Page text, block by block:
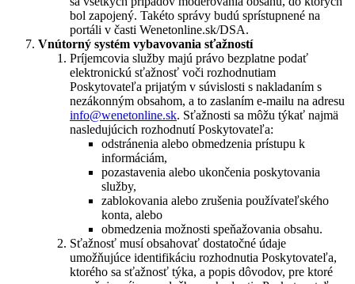
bol zapojený. Takéto správy budú sprístupnené na
portáli v časti Wenetonline.sk/DSA.
Vnútorný systém vybavovania sťažností
Príjemcovia služby majú právo bezplatne podať
elektronickú sťažnosť voči rozhodnutiam
Poskytovateľa prijatým v súvislosti s nakladaním s
nezákonným obsahom, a to zaslaním e-mailu na adresu
info@wenetonline.sk. Sťažnosti sa môžu týkať najmä
nasledujúcich rozhodnutí Poskytovateľa:
odstránenia alebo obmedzenia prístupu k
informáciám,
pozastavenia alebo ukončenia poskytovania
služby,
zablokovania alebo zrušenia používateľského
konta, alebo
obmedzenia možnosti speňažovania obsahu.
Sťažnosť musí obsahovať dostatočné údaje
umožňujúce identifikáciu rozhodnutia Poskytovateľa,
ktorého sa sťažnosť týka, a popis dôvodov, pre ktoré